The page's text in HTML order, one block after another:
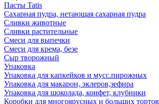
Пасты Tatis
Сахарная пудра, нетающая сахарная пудра
Сливки животные
Сливки растительные
Смеси для выпечки
Смеси для крема, безе
Сыр творожный
Упаковка
Упаковка для капкейков и мусс.пирожных
Упаковка для макарон, эклеров,зефира
Упаковка для шоколада, конфет, клубники
Коробки для многоярусных и больших тортов